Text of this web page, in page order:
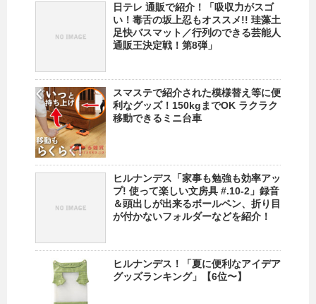
日テレ 通販で紹介！「吸収力がスゴ
い！毒舌の坂上忍もオススメ!! 珪藻土
足快バスマット／行列のできる芸能人
通販王決定戦！第8弾」
スマステで紹介された模様替え等に便
利なグッズ！150kgまでOK ラクラク
移動できるミニ台車
ヒルナンデス「家事も勉強も効率アッ
プ! 使って楽しい文房具 #.10-2」録音
＆頭出しが出来るボールペン、折り目
が付かないフォルダーなどを紹介！
ヒルナンデス！「夏に便利なアイデア
グッズランキング」【6位〜】